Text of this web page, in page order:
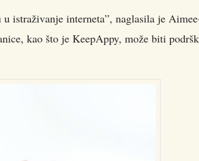
istraživanje interneta”, naglasila je
kao što je KeepAppy, može biti